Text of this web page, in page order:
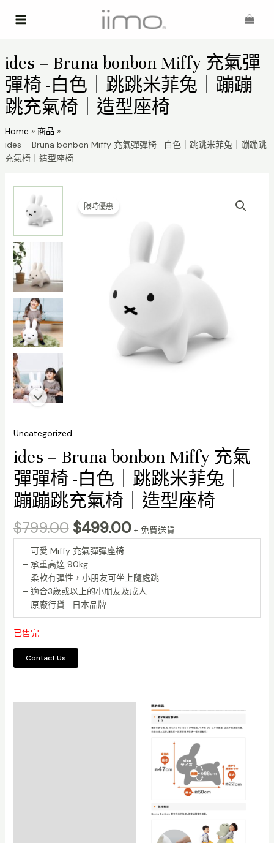
ides – Bruna bonbon Miffy 充氣彈
彈椅 -白色｜跳跳米菲兔｜蹦蹦
跳充氣椅｜造型座椅
Home
商品
ides – Bruna bonbon Miffy 充氣彈彈椅 -白色｜跳跳米菲兔｜蹦蹦跳
充氣椅｜造型座椅
限時優惠
Uncategorized
ides – Bruna bonbon Miffy 充氣
彈彈椅 -白色｜跳跳米菲兔｜
蹦蹦跳充氣椅｜造型座椅
$799.00
was:
$799.00.
$499.00
price
is:
$499.00.
+ 免費送貨
– 可愛 Miffy 充氣彈彈座椅
– 承重高達 90kg
– 柔軟有彈性，小朋友可坐上隨處跳
– 適合3歲或以上的小朋友及成人
– 原廠行貨- 日本品牌
已售完